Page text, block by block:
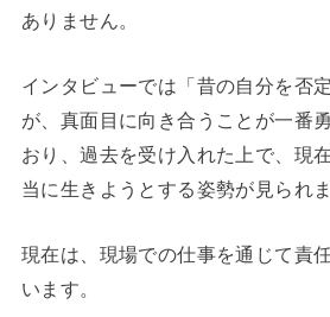
ありません。
インタビューでは「昔の自分を否
が、真面目に向き合うことが一番
おり、過去を受け入れた上で、現
当に生きようとする姿勢が見られま
現在は、現場での仕事を通じて責
います。